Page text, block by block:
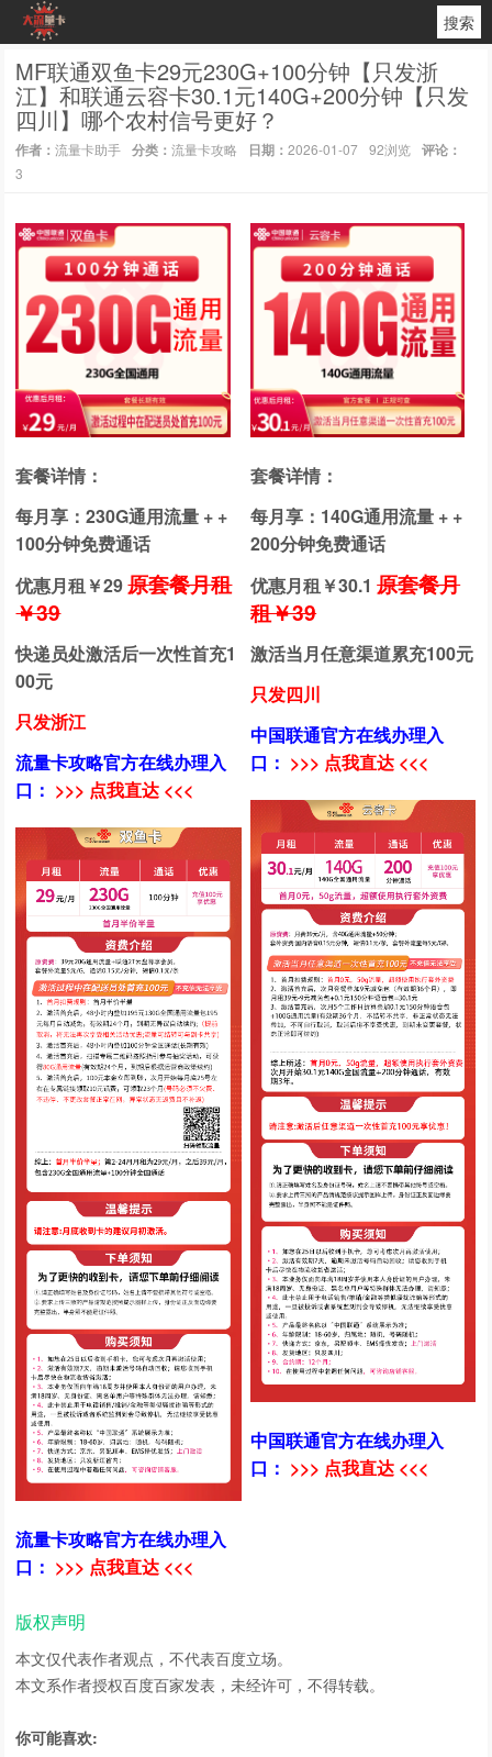
搜索
MF联通双鱼卡29元230G+100分钟【只发浙
江】和联通云容卡30.1元140G+200分钟【只发
四川】哪个农村信号更好？
作者：流量卡助手 分类：流量卡攻略 日期：2026-01-07 92浏览 评论：
3
套餐详情：
每月享：230G通用流量 + +
100分钟免费通话
优惠月租￥29原套餐月租
￥39
快递员处激活后一次性首充1
00元
只发浙江
流量卡攻略官方在线办理入
口： >>> 点我直达 <<<
流量卡攻略官方在线办理入
口： >>> 点我直达 <<<
套餐详情：
每月享：140G通用流量 + +
200分钟免费通话
优惠月租￥30.1原套餐月
租￥39
激活当月任意渠道累充100元
只发四川
中国联通官方在线办理入
口： >>> 点我直达 <<<
中国联通官方在线办理入
口： >>> 点我直达 <<<
版权声明
本文仅代表作者观点，不代表百度立场。
本文系作者授权百度百家发表，未经许可，不得转载。
你可能喜欢: